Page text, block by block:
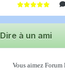
Dire à un ami
Vous aimez Forum